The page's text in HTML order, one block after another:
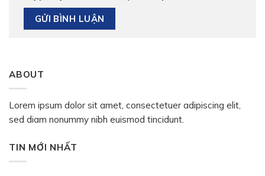
ABOUT
Lorem ipsum dolor sit amet, consectetuer adipiscing elit,
sed diam nonummy nibh euismod tincidunt.
TIN MỚI NHẤT